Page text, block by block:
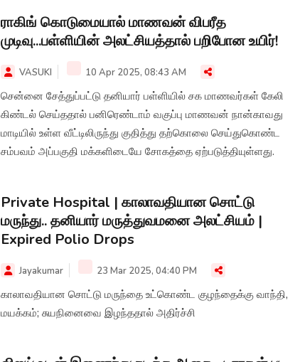
ராகிங் கொடுமையால் மாணவன் விபரீத
முடிவு...பள்ளியின் அலட்சியத்தால் பறிபோன உயிர்!
VASUKI 10 Apr 2025, 08:43 AM
சென்னை சேத்துப்பட்டு தனியார் பள்ளியில் சக மாணவர்கள் கேலி
கிண்டல் செய்ததால் பனிரெண்டாம் வகுப்பு மாணவன் நான்காவது
மாடியில் உள்ள வீட்டிலிருந்து குதித்து தற்கொலை செய்துகொண்ட
சம்பவம் அப்பகுதி மக்களிடையே சோகத்தை ஏற்படுத்தியுள்ளது.
Private Hospital | காலாவதியான சொட்டு
மருந்து.. தனியார் மருத்துவமனை அலட்சியம் |
Expired Polio Drops
Jayakumar 23 Mar 2025, 04:40 PM
காலாவதியான சொட்டு மருந்தை உட்கொண்ட குழந்தைக்கு வாந்தி,
மயக்கம்; சுயநினைவை இழந்ததால் அதிர்ச்சி